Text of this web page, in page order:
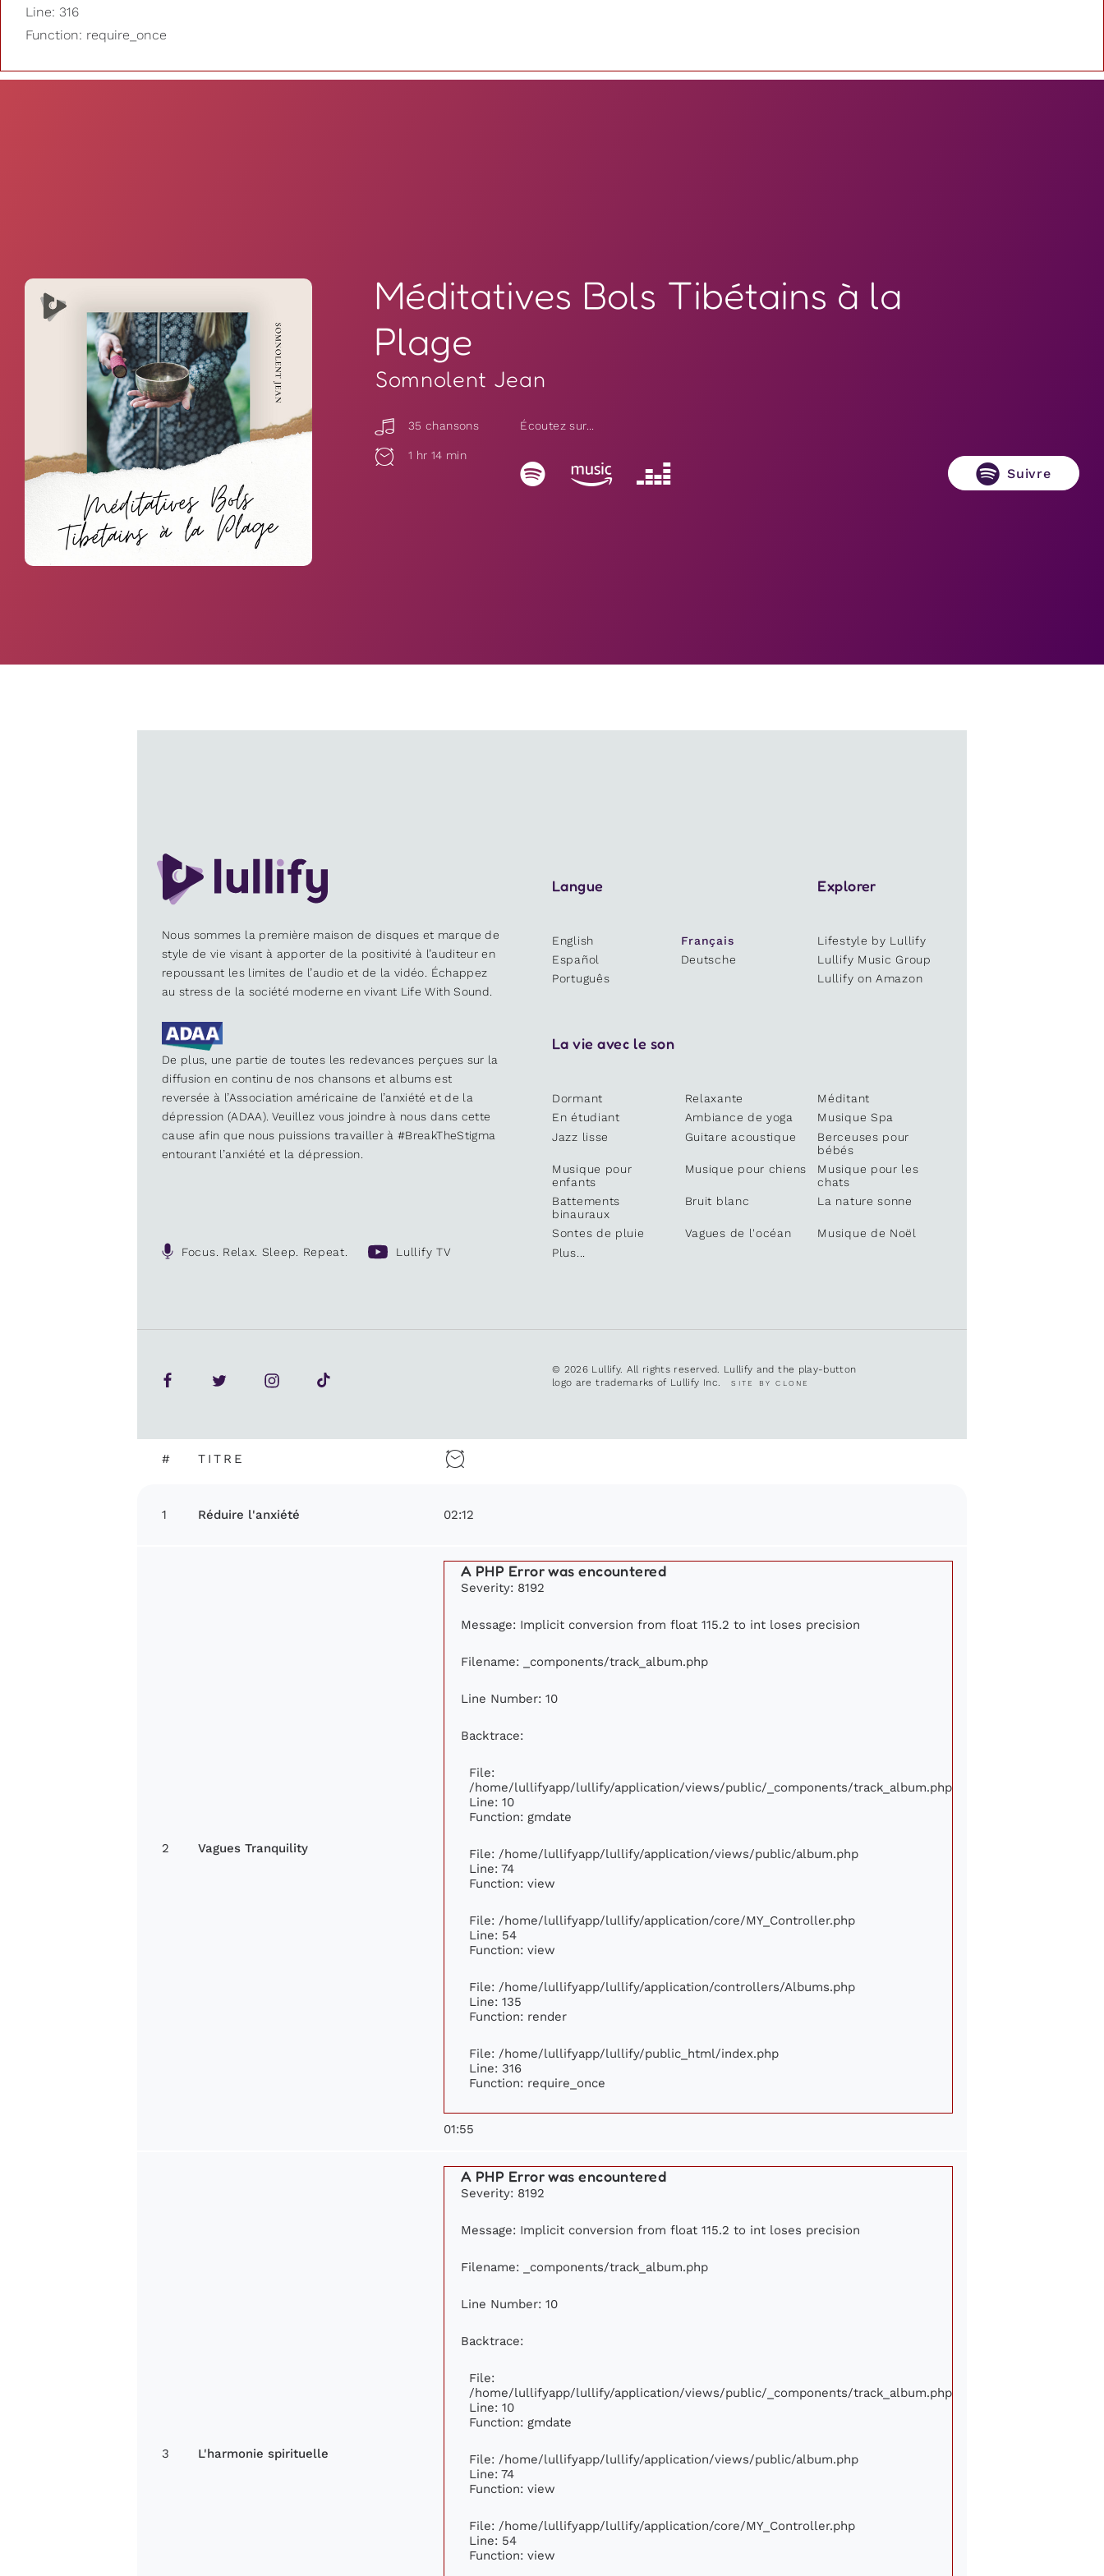
Line: 316
Function: require_once
Méditatives Bols Tibétains à la
Plage
Somnolent Jean
35 chansons
1 hr 14 min
Écoutez sur...
Suivre
Nous sommes la première maison de disques et marque de
style de vie visant à apporter de la positivité à l’auditeur en
repoussant les limites de l’audio et de la vidéo. Échappez
au stress de la société moderne en vivant Life With Sound.
De plus, une partie de toutes les redevances perçues sur la
diffusion en continu de nos chansons et albums est
reversée à l’Association américaine de l’anxiété et de la
dépression (ADAA). Veuillez vous joindre à nous dans cette
cause afin que nous puissions travailler à #BreakTheStigma
entourant l’anxiété et la dépression.
Focus. Relax. Sleep. Repeat. Lullify TV
Langue
English
Français
Español
Deutsche
Português
Explorer
Lifestyle by Lullify
Lullify Music Group
Lullify on Amazon
La vie avec le son
Dormant Relaxante
Méditant
En étudiant
Ambiance de yoga
Musique Spa
Jazz lisse
Guitare acoustique
Berceuses pour
bébés
Musique pour
enfants
Musique pour chiens
Musique pour les
chats
Battements
binauraux
Bruit blanc La nature sonne
Sontes de pluie Vagues de l'océan
Musique de Noël
Plus...
© 2026 Lullify. All rights reserved. Lullify and the play-button
logo are trademarks of Lullify Inc.SITE BY CLONE
# TITRE
1 Réduire l'anxiété 02:12
2 Vagues Tranquility
A PHP Error was encountered
Severity: 8192
Message: Implicit conversion from float 115.2 to int loses precision
Filename: _components/track_album.php
Line Number: 10
Backtrace:
File:
/home/lullifyapp/lullify/application/views/public/_components/track_album.php
Line: 10
Function: gmdate
File: /home/lullifyapp/lullify/application/views/public/album.php
Line: 74
Function: view
File: /home/lullifyapp/lullify/application/core/MY_Controller.php
Line: 54
Function: view
File: /home/lullifyapp/lullify/application/controllers/Albums.php
Line: 135
Function: render
File: /home/lullifyapp/lullify/public_html/index.php
Line: 316
Function: require_once
01:55
3 L'harmonie spirituelle
A PHP Error was encountered
Severity: 8192
Message: Implicit conversion from float 115.2 to int loses precision
Filename: _components/track_album.php
Line Number: 10
Backtrace:
File:
/home/lullifyapp/lullify/application/views/public/_components/track_album.php
Line: 10
Function: gmdate
File: /home/lullifyapp/lullify/application/views/public/album.php
Line: 74
Function: view
File: /home/lullifyapp/lullify/application/core/MY_Controller.php
Line: 54
Function: view